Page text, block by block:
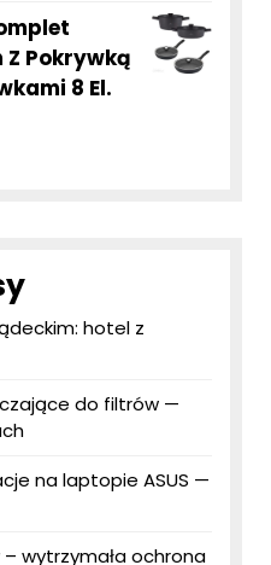
Z Pokrywką
8 El.
hotel z
do filtrów —
na laptopie ASUS —
wytrzymała ochrona